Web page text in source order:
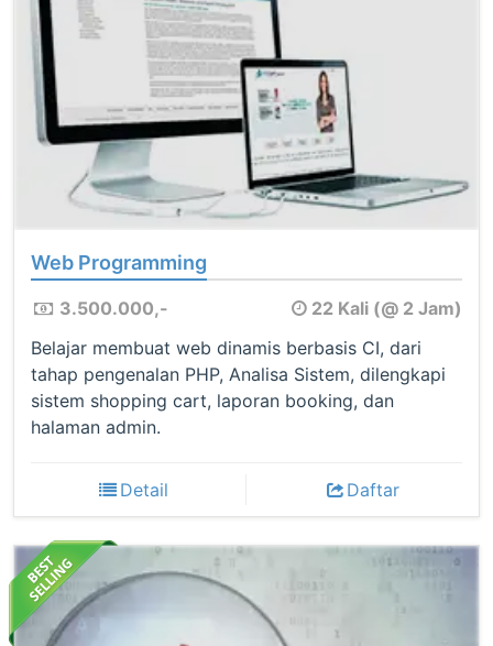
Web Programming
3.500.000,-
22 Kali (@ 2 Jam)
Belajar membuat web dinamis berbasis CI, dari
tahap pengenalan PHP, Analisa Sistem, dilengkapi
sistem shopping cart, laporan booking, dan
halaman admin.
Detail Daftar